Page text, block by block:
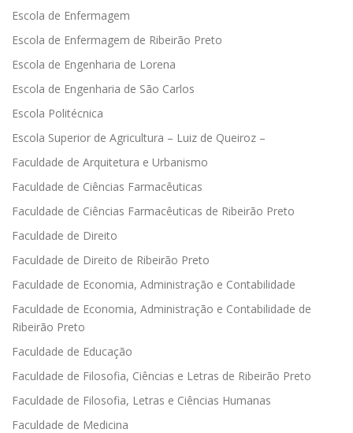
Escola de Enfermagem
Escola de Enfermagem de Ribeirão Preto
Escola de Engenharia de Lorena
Escola de Engenharia de São Carlos
Escola Politécnica
Escola Superior de Agricultura – Luiz de Queiroz –
Faculdade de Arquitetura e Urbanismo
Faculdade de Ciências Farmacêuticas
Faculdade de Ciências Farmacêuticas de Ribeirão Preto
Faculdade de Direito
Faculdade de Direito de Ribeirão Preto
Faculdade de Economia, Administração e Contabilidade
Faculdade de Economia, Administração e Contabilidade de
Ribeirão Preto
Faculdade de Educação
Faculdade de Filosofia, Ciências e Letras de Ribeirão Preto
Faculdade de Filosofia, Letras e Ciências Humanas
Faculdade de Medicina